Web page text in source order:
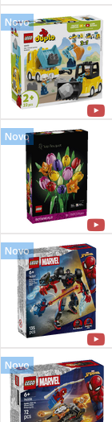
aparati
mesa
kafu
program
materijal
i oprema
zraka
gorivo
100
brave
Novo
Novo
Novo
Novo